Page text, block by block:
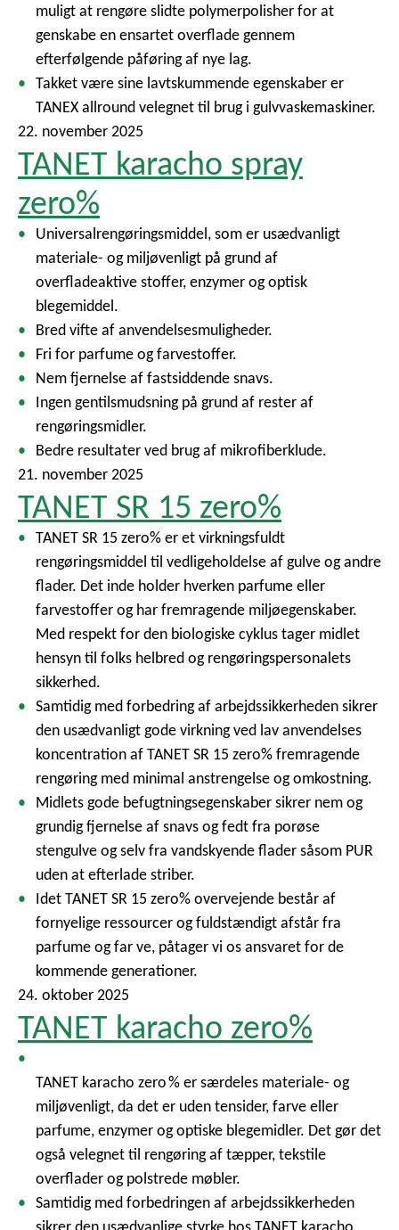
muligt at rengøre slidte polymerpolisher for at
genskabe en ensartet overflade gennem
efterfølgende påføring af nye lag.
Takket være sine lavtskummende egenskaber er
TANEX allround velegnet til brug i gulvvaskemaskiner.
22. november 2025
TANET karacho spray
zero%
Universalrengøringsmiddel, som er usædvanligt
materiale- og miljøvenligt på grund af
overfladeaktive stoffer, enzymer og optisk
blegemiddel.
Bred vifte af anvendelsesmuligheder.
Fri for parfume og farvestoffer.
Nem fjernelse af fastsiddende snavs.
Ingen gentilsmudsning på grund af rester af
rengøringsmidler.
Bedre resultater ved brug af mikrofiberklude.
21. november 2025
TANET SR 15 zero%
TANET SR 15 zero% er et virkningsfuldt
rengøringsmiddel til vedligeholdelse af gulve og andre
flader. Det inde holder hverken parfume eller
farvestoffer og har fremragende miljøegenskaber.
Med respekt for den biologiske cyklus tager midlet
hensyn til folks helbred og rengøringspersonalets
sikkerhed.
Samtidig med forbedring af arbejdssikkerheden sikrer
den usædvanligt gode virkning ved lav anvendelses
koncentration af TANET SR 15 zero% fremragende
rengøring med minimal anstrengelse og omkostning.
Midlets gode befugtningsegenskaber sikrer nem og
grundig fjernelse af snavs og fedt fra porøse
stengulve og selv fra vandskyende flader såsom PUR
uden at efterlade striber.
Idet TANET SR 15 zero% overvejende består af
fornyelige ressourcer og fuldstændigt afstår fra
parfume og far ve, påtager vi os ansvaret for de
kommende generationer.
24. oktober 2025
TANET karacho zero%
TANET karacho zero % er særdeles materiale- og
miljøvenligt, da det er uden tensider, farve eller
parfume, enzymer og optiske blegemidler. Det gør det
også velegnet til rengøring af tæpper, tekstile
overflader og polstrede møbler.
Samtidig med forbedringen af arbejdssikkerheden